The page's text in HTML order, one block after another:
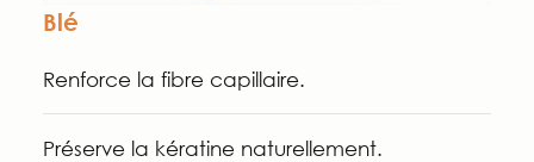
Blé
Renforce la fibre capillaire.
Préserve la kératine naturellement.